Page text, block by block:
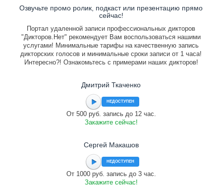
Озвучьте промо ролик, подкаст или презентацию прямо
сейчас!
Портал удаленной записи профессиональных дикторов
"Дикторов.Нет" рекомендует Вам воспользоваться нашими
услугами! Минимальные тарифы на качественную запись
дикторских голосов и минимальные сроки записи от 1 часа!
Интересно?! Ознакомьтесь с примерами наших дикторов!
Дмитрий Ткаченко
НЕДОСТУПЕН
От 500 руб. запись до 12 час.
Закажите сейчас!
Сергей Макашов
НЕДОСТУПЕН
От 1000 руб. запись до 3 час.
Закажите сейчас!